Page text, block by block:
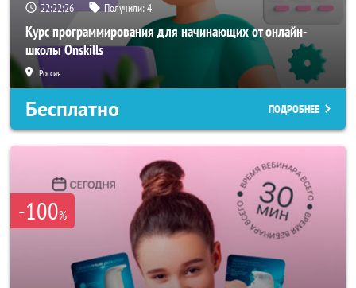
22:22:23 Получили:4
Курс программирования для начинающих от онлайн-
школы Onskills
Россия
Бесплатно ПОДРОБНЕЕ
-100%